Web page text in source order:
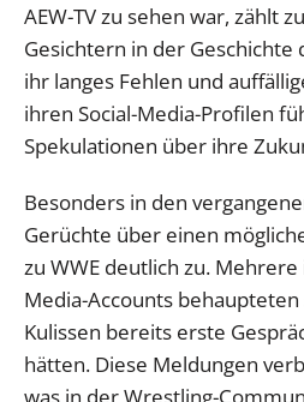
AEW-TV zu sehen war, zählt
Gesichtern in der Geschichte
ihr langes Fehlen und
ihren Social-Media-Profilen
Spekulationen über ihre
Besonders in den
Gerüchte über einen
zu WWE deutlich zu.
Media-Accounts
Kulissen bereits erste
hätten. Diese Meldungen
was in der Wrestling-